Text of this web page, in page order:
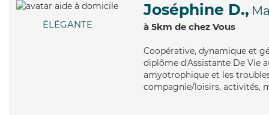
ÉLÉGANTE
Joséphine D.,
à 5km de chez Vous
Coopérative, dynamique et
diplôme d'Assistante De Vie
amyotrophique et les
compagnie/loisirs, activités,